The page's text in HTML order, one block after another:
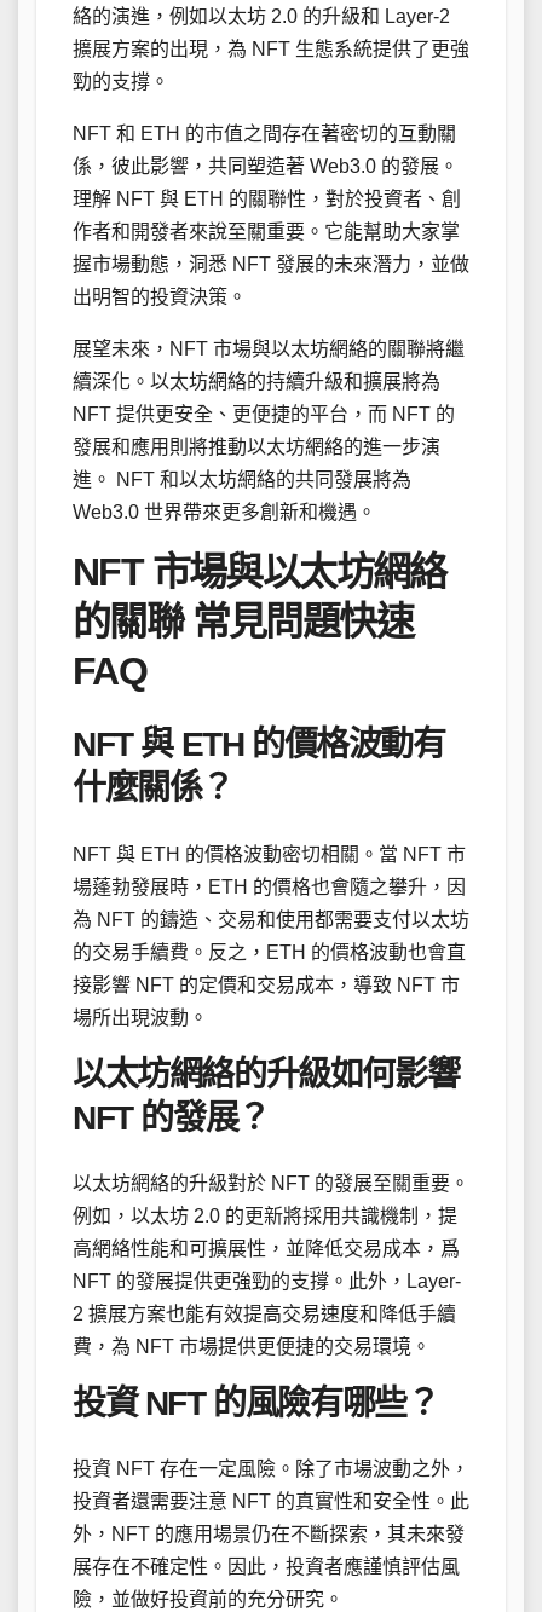
絡的演進，例如以太坊 2.0 的升級和 Layer-2
擴展方案的出現，為 NFT 生態系統提供了更強
勁的支撐。
NFT 和 ETH 的市值之間存在著密切的互動關
係，彼此影響，共同塑造著 Web3.0 的發展。
理解 NFT 與 ETH 的關聯性，對於投資者、創
作者和開發者來說至關重要。它能幫助大家掌
握市場動態，洞悉 NFT 發展的未來潛力，並做
出明智的投資決策。
展望未來，NFT 市場與以太坊網絡的關聯將繼
續深化。以太坊網絡的持續升級和擴展將為
NFT 提供更安全、更便捷的平台，而 NFT 的
發展和應用則將推動以太坊網絡的進一步演
進。 NFT 和以太坊網絡的共同發展將為
Web3.0 世界帶來更多創新和機遇。
NFT 市場與以太坊網絡
的關聯 常見問題快速
FAQ
NFT 與 ETH 的價格波動有
什麼關係？
NFT 與 ETH 的價格波動密切相關。當 NFT 市
場蓬勃發展時，ETH 的價格也會隨之攀升，因
為 NFT 的鑄造、交易和使用都需要支付以太坊
的交易手續費。反之，ETH 的價格波動也會直
接影響 NFT 的定價和交易成本，導致 NFT 市
場所出現波動。
以太坊網絡的升級如何影響
NFT 的發展？
以太坊網絡的升級對於 NFT 的發展至關重要。
例如，以太坊 2.0 的更新將採用共識機制，提
高網絡性能和可擴展性，並降低交易成本，爲
NFT 的發展提供更強勁的支撐。此外，Layer-
2 擴展方案也能有效提高交易速度和降低手續
費，為 NFT 市場提供更便捷的交易環境。
投資 NFT 的風險有哪些？
投資 NFT 存在一定風險。除了市場波動之外，
投資者還需要注意 NFT 的真實性和安全性。此
外，NFT 的應用場景仍在不斷探索，其未來發
展存在不確定性。因此，投資者應謹慎評估風
險，並做好投資前的充分研究。